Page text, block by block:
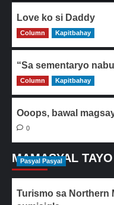
Love ko si Daddy
0
Column Kapitbahay
“Sa sementaryo
0
Column Kapitbahay
Ooops, bawal
0
MAMASYAL TAYO
Pasyal Pasyal
Turismo sa Northern